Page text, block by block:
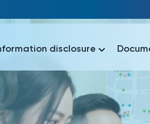
disclosure